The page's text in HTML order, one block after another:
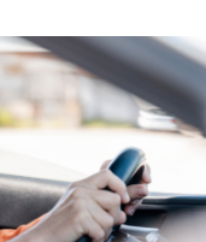
vehículo.
y con domicilio